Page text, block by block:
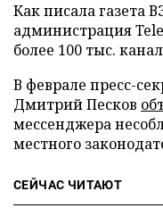
Как писала газета
администрация
более 100 тыс.
В феврале пресс-
Дмитрий Песков
мессенджера
местного
СЕЙЧАС ЧИТАЮТ